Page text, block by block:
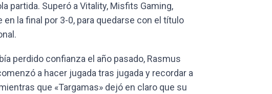
partida. Superó a Vitality, Misfits Gaming,
en la final por 3-0, para quedarse con el título
perdido confianza el año pasado, Rasmus
a hacer jugada tras jugada y recordar a
que «Targamas» dejó en claro que su